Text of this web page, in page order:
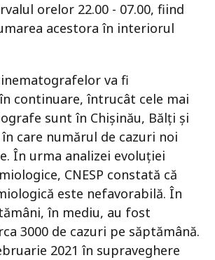
orelor 22.00 - 07.00, fiind
acestora în interiorul
va fi
continuare, întrucât cele mai
sunt în Chișinău, Bălți și
care numărul de cazuri noi
În urma analizei evoluției
CNESP constată că
este nefavorabilă. În
în mediu, au fost
3000 de cazuri pe săptămână.
2021 în supraveghere